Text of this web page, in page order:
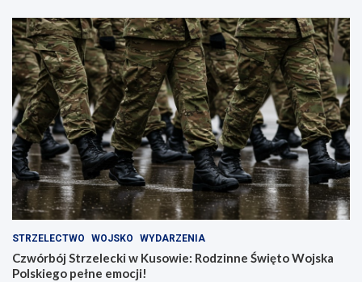
STRZELECTWO WOJSKO WYDARZENIA
Czwórbój Strzelecki w Kusowie: Rodzinne Święto Wojska
Polskiego pełne emocji!